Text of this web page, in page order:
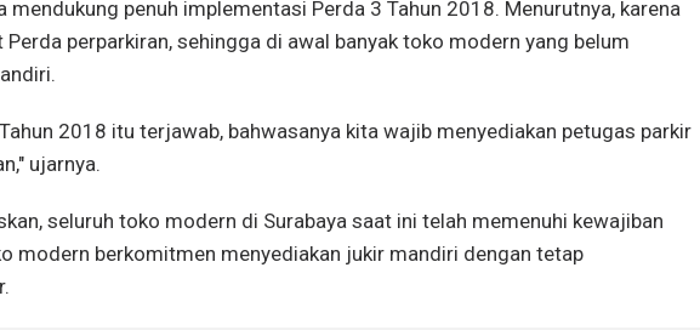
mendukung penuh implementasi Perda 3 Tahun 2018. Menurutnya, karena
perparkiran, sehingga di awal banyak toko modern yang belum
2018 itu terjawab, bahwasanya kita wajib menyediakan petugas parkir
ujarnya.
seluruh toko modern di Surabaya saat ini telah memenuhi kewajiban
modern berkomitmen menyediakan jukir mandiri dengan tetap